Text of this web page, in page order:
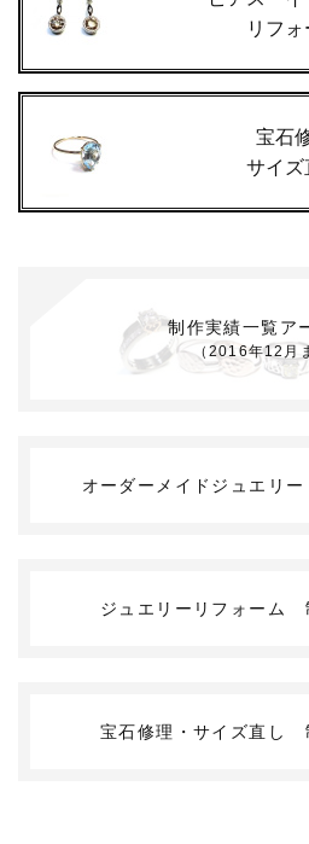
リフォ
宝石
サイズ
制作実績一覧ア
（2016年12月
オーダーメイドジュエリ
ジュエリーリフォーム
宝石修理・サイズ直し